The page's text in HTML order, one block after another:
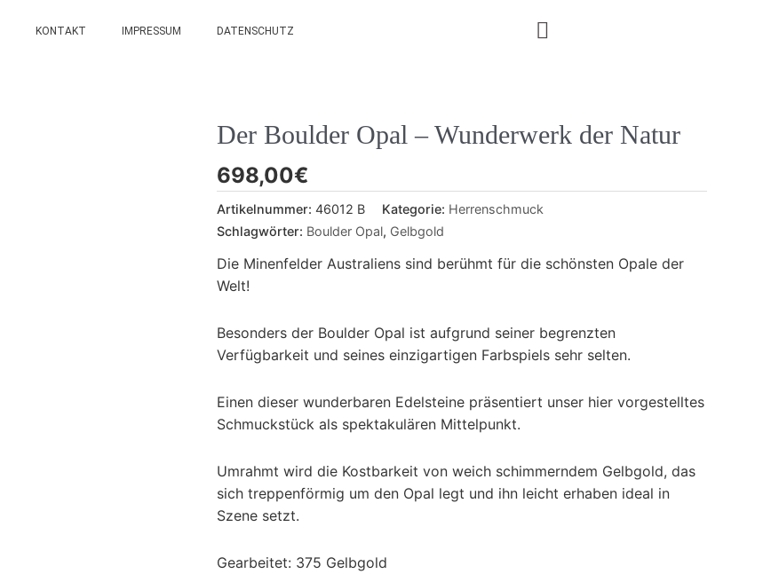
KONTAKT IMPRESSUM DATENSCHUTZ
Der Boulder Opal – Wunderwerk der Natur
698,00€
Artikelnummer: 46012 B Kategorie: Herrenschmuck
Schlagwörter: Boulder Opal, Gelbgold
Die Minenfelder Australiens sind berühmt für die schönsten Opale der
Welt!
Besonders der Boulder Opal ist aufgrund seiner begrenzten
Verfügbarkeit und seines einzigartigen Farbspiels sehr selten.
Einen dieser wunderbaren Edelsteine präsentiert unser hier vorgestelltes
Schmuckstück als spektakulären Mittelpunkt.
Umrahmt wird die Kostbarkeit von weich schimmerndem Gelbgold, das
sich treppenförmig um den Opal legt und ihn leicht erhaben ideal in
Szene setzt.
Gearbeitet: 375 Gelbgold